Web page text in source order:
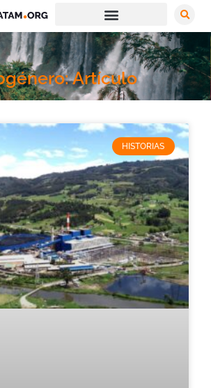
Artículo
HISTORIAS